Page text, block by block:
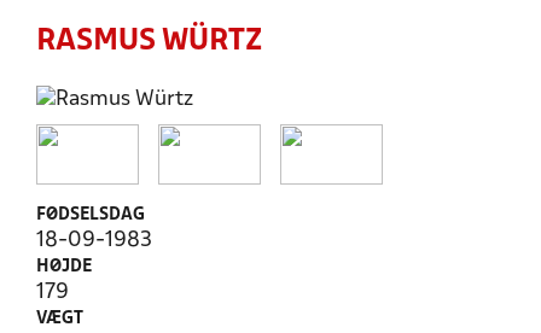
RASMUS WÜRTZ
FØDSELSDAG
18-09-1983
HØJDE
179
VÆGT